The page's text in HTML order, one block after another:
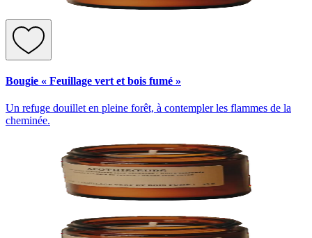
Bougie « Feuillage vert et bois fumé »
Un refuge douillet en pleine forêt, à contempler les flammes de la
cheminée.